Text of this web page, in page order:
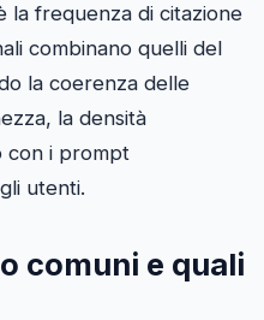
la frequenza di citazione
combinano quelli del
la coerenza delle
la densità
con i prompt
utenti.
comuni e quali